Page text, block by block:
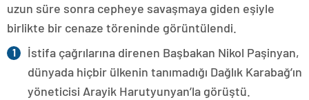
uzun süre sonra cepheye savaşmaya giden eşiyle
birlikte bir cenaze töreninde görüntülendi.
İstifa çağrılarına direnen Başbakan Nikol Paşinyan,
dünyada hiçbir ülkenin tanımadığı Dağlık Karabağ’ın
yöneticisi Arayik Harutyunyan’la görüştü.